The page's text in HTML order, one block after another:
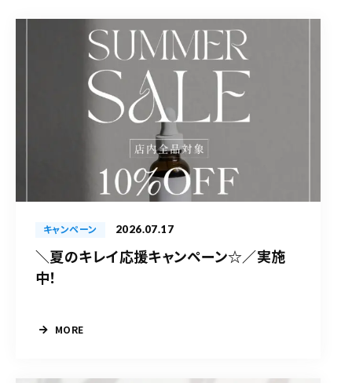
キャンペーン 2026.07.17
＼夏のキレイ応援キャンペーン☆／実施
中！
MORE